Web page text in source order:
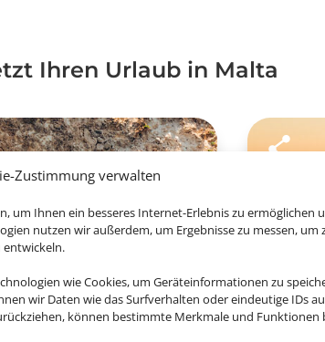
Zustimmung verwalten
um Ihnen ein besseres Internet-Erlebnis zu ermöglichen
nutzen wir außerdem, um Ergebnisse zu messen,
entwickeln.
wie Cookies, um Geräteinformationen zu
wir Daten wie das Surfverhalten oder eindeutige IDs
können bestimmte Merkmale und
Ihren Urlaub in Malta